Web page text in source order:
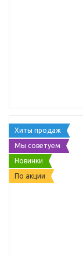
Хиты продаж
Мы советуем
Новинки
По акции